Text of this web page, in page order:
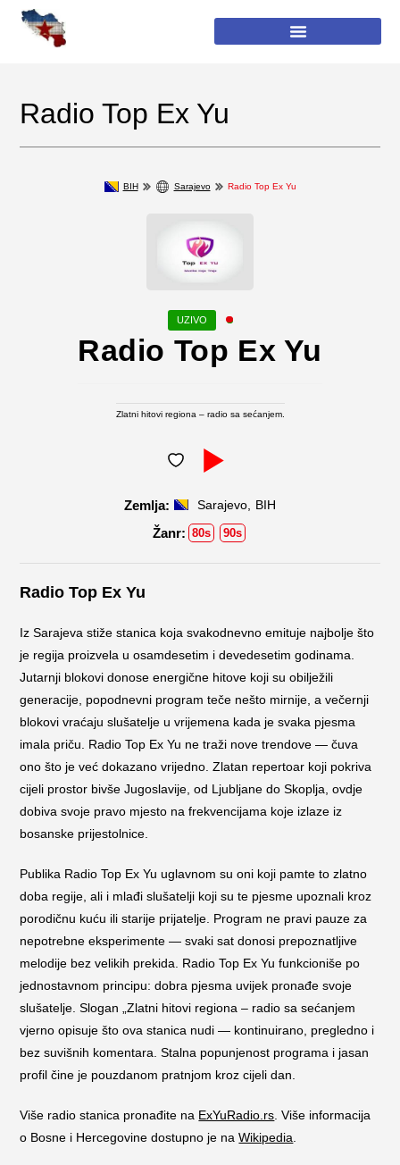
Radio Top Ex Yu
BIH Sarajevo Radio Top Ex Yu
Radio Top Ex Yu
Zlatni hitovi regiona – radio sa sećanjem.
Sarajevo BIH
80s 90s
Radio Top Ex Yu
Iz Sarajeva stiže stanica koja svakodnevno emituje najbolje što
je regija proizvela u osamdesetim i devedesetim godinama.
Jutarnji blokovi donose energične hitove koji su obilježili
generacije, popodnevni program teče nešto mirnije, a večernji
blokovi vraćaju slušatelje u vrijemena kada je svaka pjesma
imala priču. Radio Top Ex Yu ne traži nove trendove — čuva
ono što je već dokazano vrijedno. Zlatan repertoar koji pokriva
cijeli prostor bivše Jugoslavije, od Ljubljane do Skoplja, ovdje
dobiva svoje pravo mjesto na frekvencijama koje izlaze iz
bosanske prijestolnice.
Publika Radio Top Ex Yu uglavnom su oni koji pamte to zlatno
doba regije, ali i mlađi slušatelji koji su te pjesme upoznali kroz
porodičnu kuću ili starije prijatelje. Program ne pravi pauze za
nepotrebne eksperimente — svaki sat donosi prepoznatljive
melodije bez velikih prekida. Radio Top Ex Yu funkcioniše po
jednostavnom principu: dobra pjesma uvijek pronađe svoje
slušatelje. Slogan „Zlatni hitovi regiona – radio sa sećanjem
vjerno opisuje što ova stanica nudi — kontinuirano, pregledno i
bez suvišnih komentara. Stalna popunjenost programa i jasan
profil čine je pouzdanom pratnjom kroz cijeli dan.
Više radio stanica pronađite na ExYuRadio.rs . Više informacija
o Bosne i Hercegovine dostupno je naWikipedia